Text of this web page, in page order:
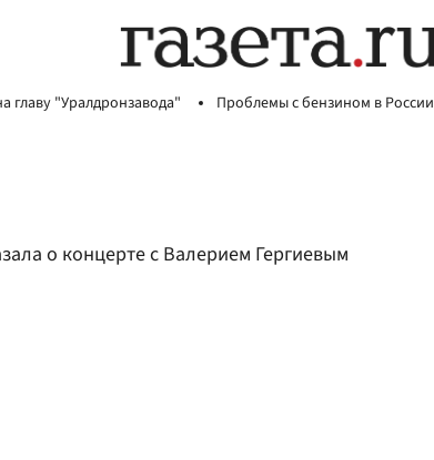
главу "Уралдронзавода" Проблемы с бензином в России
о концерте с Валерием Гергиевым